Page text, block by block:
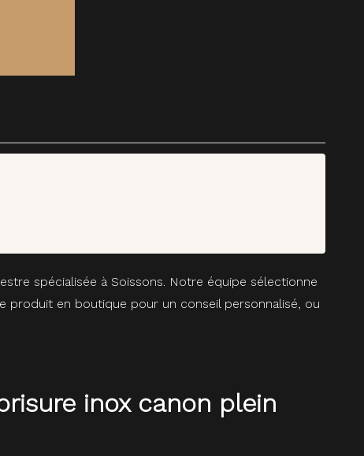
spécialisée à Soissons. Notre équipe sélectionne
produit en boutique pour un conseil personnalisé, ou
inox canon plein